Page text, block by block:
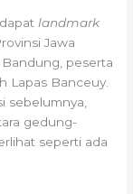
landmark
Jawa
peserta
Lapas Banceuy.
sebelumnya,
gedung-
seperti ada